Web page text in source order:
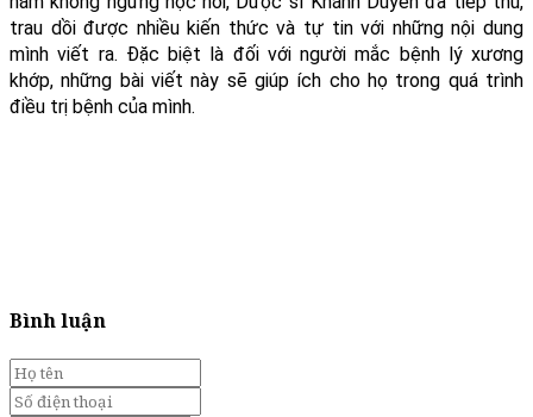
trau dồi được nhiều kiến thức và tự tin với những nội dung
mình viết ra. Đặc biệt là đối với người mắc bệnh lý xương
khớp, những bài viết này sẽ giúp ích cho họ trong quá trình
điều trị bệnh của mình.
Bình luận